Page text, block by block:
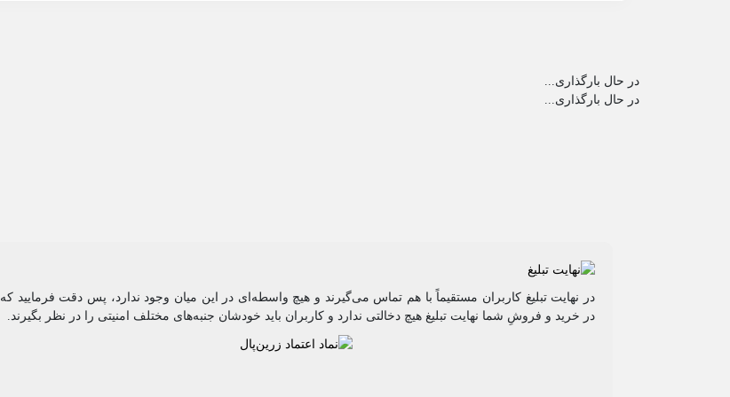
در حال بارگذاری...
در حال بارگذاری...
در نهایت تبلیغ کاربران مستقیماً با هم تماس می‌گیرند و هیچ واسطه‌ای در این میان وجود ندارد، پس دقت فرمایید که
در خرید و فروشِ شما نهایت تبلیغ هیچ دخالتی ندارد و کاربران باید خودشان جنبه‌های مختلف امنیتی را در نظر بگیرند.